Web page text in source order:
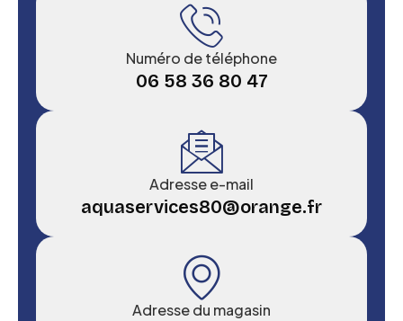
Numéro de téléphone
06 58 36 80 47
Adresse e-mail
aquaservices80@orange.fr
Adresse du magasin